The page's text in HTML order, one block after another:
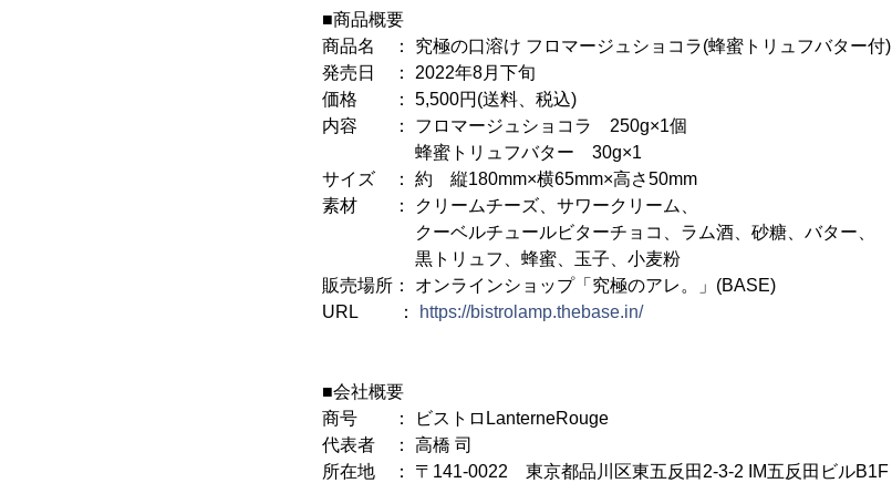
■商品概要
商品名 ： 究極の口溶け フロマージュショコラ(蜂蜜トリュフバター付)
発売日 ： 2022年8月下旬
価格 ： 5,500円(送料、税込)
内容 ： フロマージュショコラ 250g×1個
蜂蜜トリュフバター 30g×1
サイズ ： 約 縦180mm×横65mm×高さ50mm
素材 ： クリームチーズ、サワークリーム、
クーベルチュールビターチョコ、ラム酒、砂糖、バター、
黒トリュフ、蜂蜜、玉子、小麦粉
販売場所： オンラインショップ「究極のアレ。」(BASE)
URL ：
https://bistrolamp.thebase.in/
■会社概要
商号 ： ビストロLanterneRouge
代表者 ： 高橋 司
所在地 ： 〒141-0022 東京都品川区東五反田2-3-2 IM五反田ビルB1F